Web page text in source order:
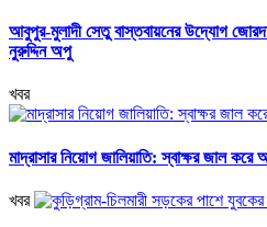
আবুপুর-মুলাদী সেতু বাস্তবায়নের উদ্যোগ
নুরুদ্দিন অপু
খবর
মাদ্রাসার নিয়োগ জালিয়াতি: স্বাক্ষর জাল করে
খবর